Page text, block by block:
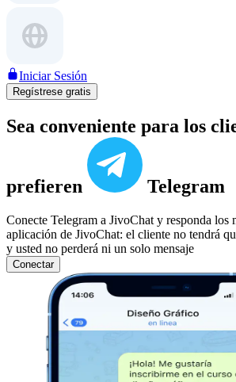
Iniciar Sesión
Regístrese gratis
Sea conveniente para los
prefieren Telegram
Conecte Telegram a JivoChat y responda los
aplicación de JivoChat: el cliente no tendrá
y usted no perderá ni un solo mensaje
Conectar